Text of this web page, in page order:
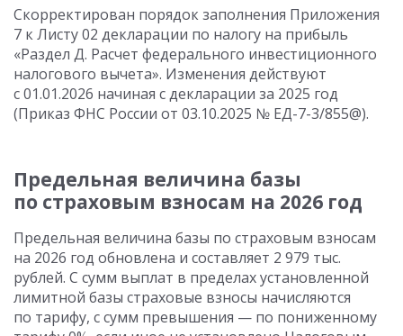
Скорректирован порядок заполнения Приложения
7 к Листу 02 декларации по налогу на прибыль
«Раздел Д. Расчет федерального инвестиционного
налогового вычета». Изменения действуют
с 01.01.2026 начиная с декларации за 2025 год
(Приказ ФНС России от 03.10.2025 № ЕД-7-3/855@).
Предельная величина базы
по страховым взносам на 2026 год
Предельная величина базы по страховым взносам
на 2026 год обновлена и составляет 2 979 тыс.
рублей. С сумм выплат в пределах установленной
лимитной базы страховые взносы начисляются
по тарифу, с сумм превышения — по пониженному